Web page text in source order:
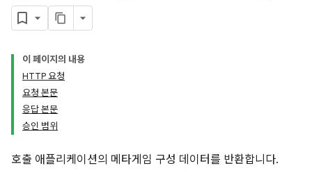
이 페이지의 내용
HTTP 요청
요청 본문
응답 본문
승인 범위
호출 애플리케이션의 메타게임 구성 데이터를 반환합니다.